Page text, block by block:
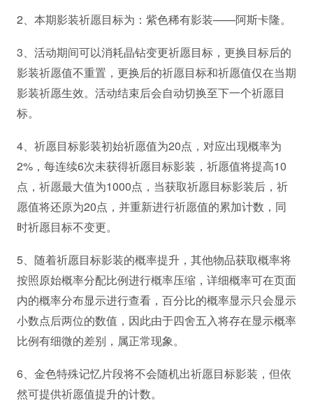
2、本期影装祈愿目标为：紫色稀有影装——阿斯卡隆。
3、活动期间可以消耗晶钻变更祈愿目标，更换目标后的
影装祈愿值不重置，更换后的祈愿目标和祈愿值仅在当期
影装祈愿生效。活动结束后会自动切换至下一个祈愿目
标。
4、祈愿目标影装初始祈愿值为20点，对应出现概率为
2%，每连续6次未获得祈愿目标影装，祈愿值将提高10
点，祈愿最大值为1000点，当获取祈愿目标影装后，祈
愿值将还原为20点，并重新进行祈愿值的累加计数，同
时祈愿目标不变更。
5、随着祈愿目标影装的概率提升，其他物品获取概率将
按照原始概率分配比例进行概率压缩，详细概率可在页面
内的概率分布显示进行查看，百分比的概率显示只会显示
小数点后两位的数值，因此由于四舍五入将存在显示概率
比例有细微的差别，属正常现象。
6、金色特殊记忆片段将不会随机出祈愿目标影装，但依
然可提供祈愿值提升的计数。